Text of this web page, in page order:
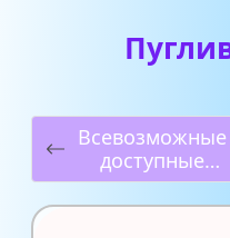
Всевозможные
доступные
поделки из
цемента